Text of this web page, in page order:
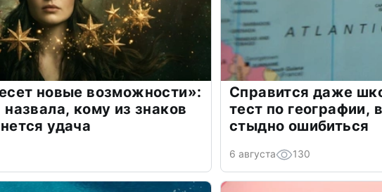
новые возможности»:
кому из знаков
удача
Справится даже
тест по географии,
стыдно ошибиться
6 августа 130